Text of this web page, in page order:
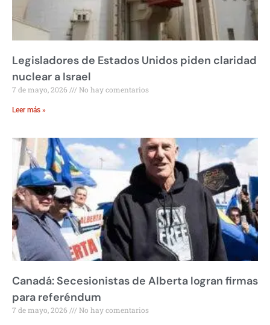
Legisladores de Estados Unidos piden claridad
nuclear a Israel
7 de mayo, 2026 No hay comentarios
Leer más »
Canadá: Secesionistas de Alberta logran firmas
para referéndum
7 de mayo, 2026 No hay comentarios